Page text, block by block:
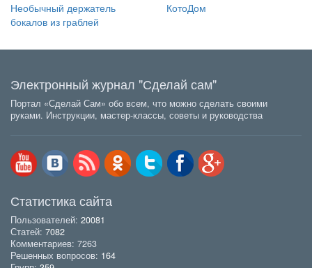
Необычный держатель
бокалов из граблей
КотоДом
Электронный журнал "Сделай сам"
Портал «Сделай Сам» обо всем, что можно сделать своими
руками. Инструкции, мастер-классы, советы и руководства
Статистика сайта
Пользователей: 20081
Статей: 7082
Комментариев: 7263
Решенных вопросов: 164